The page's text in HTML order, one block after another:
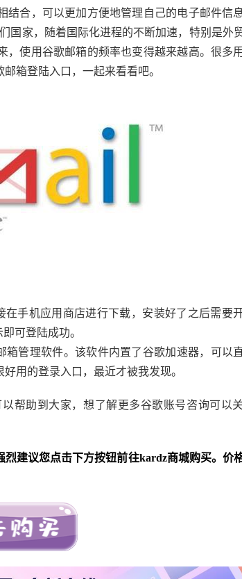
合，可以更加方便地管理自己的电子邮件信
国家，随着国际化进程的不断加速，特别是外
使用谷歌邮箱的频率也变得越来越高。很多
箱登陆入口，一起来看看吧。
在手机应用商店进行下载，安装好了之后需要
可登陆成功。
管理软件。该软件内置了谷歌加速器，可以
用的登录入口，最近才被我发现。
帮助到大家，想了解更多谷歌账号咨询可以
建议您点击下方按钮前往kardz商城购买。价格